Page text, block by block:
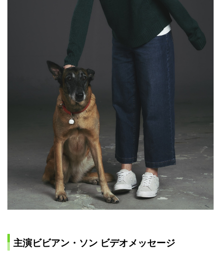
主演ビビアン・ソン ビデオメッセージ